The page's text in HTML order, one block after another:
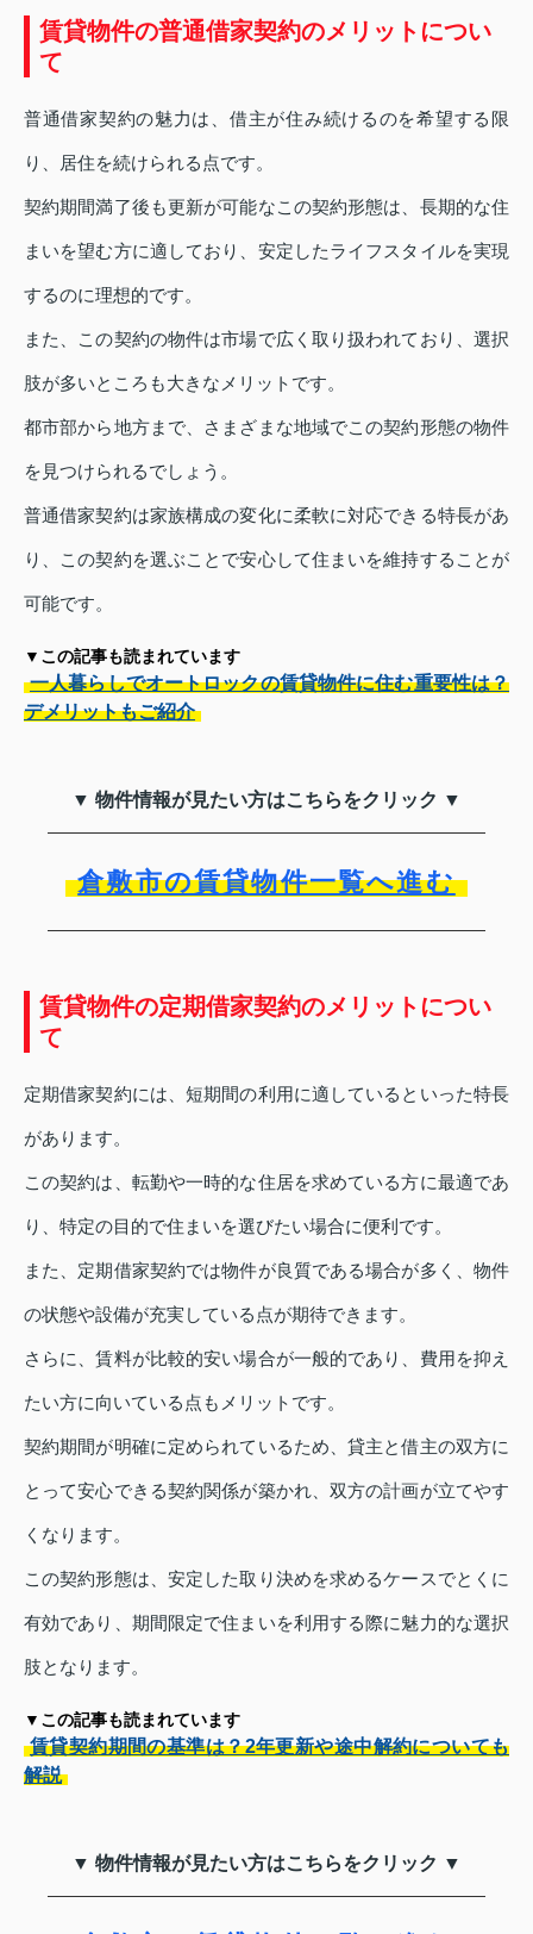
賃貸物件の普通借家契約のメリットについ
て
普通借家契約の魅力は、借主が住み続けるのを希望する限
り、居住を続けられる点です。
契約期間満了後も更新が可能なこの契約形態は、長期的な住
まいを望む方に適しており、安定したライフスタイルを実現
するのに理想的です。
また、この契約の物件は市場で広く取り扱われており、選択
肢が多いところも大きなメリットです。
都市部から地方まで、さまざまな地域でこの契約形態の物件
を見つけられるでしょう。
普通借家契約は家族構成の変化に柔軟に対応できる特長があ
り、この契約を選ぶことで安心して住まいを維持することが
可能です。
▼この記事も読まれています
一人暮らしでオートロックの賃貸物件に住む重要性は？
デメリットもご紹介
▼ 物件情報が見たい方はこちらをクリック ▼
倉敷市の賃貸物件一覧へ進む
賃貸物件の定期借家契約のメリットについ
て
定期借家契約には、短期間の利用に適しているといった特長
があります。
この契約は、転勤や一時的な住居を求めている方に最適であ
り、特定の目的で住まいを選びたい場合に便利です。
また、定期借家契約では物件が良質である場合が多く、物件
の状態や設備が充実している点が期待できます。
さらに、賃料が比較的安い場合が一般的であり、費用を抑え
たい方に向いている点もメリットです。
契約期間が明確に定められているため、貸主と借主の双方に
とって安心できる契約関係が築かれ、双方の計画が立てやす
くなります。
この契約形態は、安定した取り決めを求めるケースでとくに
有効であり、期間限定で住まいを利用する際に魅力的な選択
肢となります。
▼この記事も読まれています
賃貸契約期間の基準は？2年更新や途中解約についても
解説
▼ 物件情報が見たい方はこちらをクリック ▼